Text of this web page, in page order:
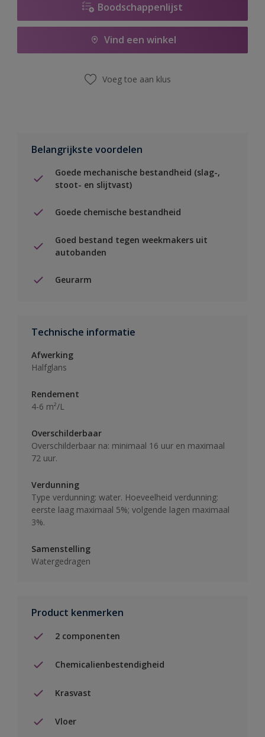
Boodschappenlijst
Vind een winkel
Voeg toe aan klus
Belangrijkste voordelen
Goede mechanische bestandheid (slag-,
stoot- en slijtvast)
Goede chemische bestandheid
Goed bestand tegen weekmakers uit
autobanden
Geurarm
Technische informatie
Afwerking
Halfglans
Rendement
4-6 m²/L
Overschilderbaar
Overschilderbaar na: minimaal 16 uur en maximaal
72 uur.
Verdunning
Type verdunning: water. Hoeveelheid verdunning:
eerste laag maximaal 5%; volgende lagen maximaal
3%.
Samenstelling
Watergedragen
Product kenmerken
2 componenten
Chemicalienbestendigheid
Krasvast
Vloer